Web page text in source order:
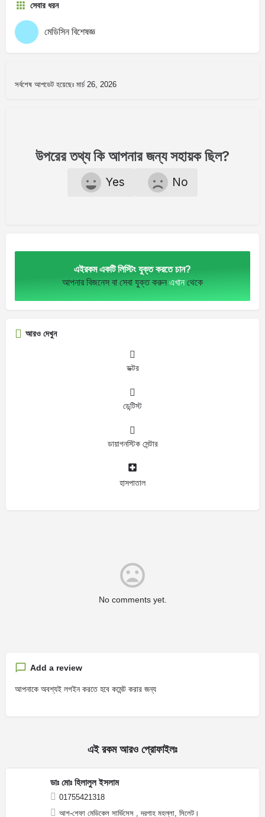
সেবার ধরন
মেডিসিন বিশেষজ্ঞ
সর্বশেষ আপডেট হয়েছেঃ মার্চ 26, 2026
উপরের তথ্য কি আপনার জন্য সহায়ক ছিল?
Yes No
এইরকম একটি লিস্টিং যুক্ত করতে চান?
আপনার বিজনেস বা সেবা যুক্ত করুনএখান থেকে
আরও দেখুন
ডক্টর
ডেন্টিস্ট
ডায়াগনস্টিক সেন্টার
হাসপাতাল
No comments yet.
Add a review
আপনাকে অবশ্যই লগইন করতে হবে কমেন্ট করার জন্য
এই রকম আরও প্রোফাইলঃ
ডাঃ মোঃ হিলালুল ইসলাম
01755421318
আশ-শেফা মেডিকেল সার্ভিসেস , দরগাহ মহল্লা, সিলেট।